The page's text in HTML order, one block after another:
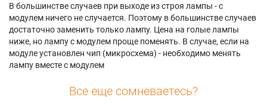
В большинстве случаев при выходе из строя лампы - с
модулем ничего не случается. Поэтому в большинстве случаев
достаточно заменить только лампу. Цена на голые лампы
ниже, но лампу с модулем проще поменять. В случае, если на
модуле установлен чип (микросхема) - необходимо менять
лампу вместе с модулем
Все еще сомневаетесь?